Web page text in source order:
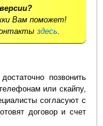
Вам поможет!
здесь
позвонить
или скайпу,
согласуют с
договор и счет